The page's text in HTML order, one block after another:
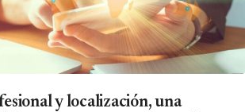
y localización, una